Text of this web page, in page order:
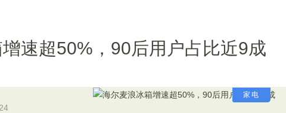
速超50%，90后用户占比近9成
家电